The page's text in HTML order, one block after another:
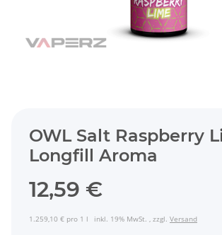
OWL Salt Raspberry
Longfill Aroma
12,59 €
1.259,10 € pro 1 l inkl. 19% MwSt. , zzgl. Versand